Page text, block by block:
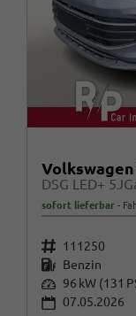
DSG LED+
sofort lieferbar
Fahrzeugnr. 111250
Kraftstoff Benzin
Leistung 96 kW (131
07.05.2026